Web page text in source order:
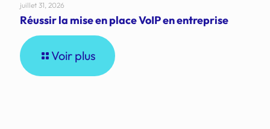
juillet 31, 2026
Réussir la mise en place VoIP en entreprise
Voir plus